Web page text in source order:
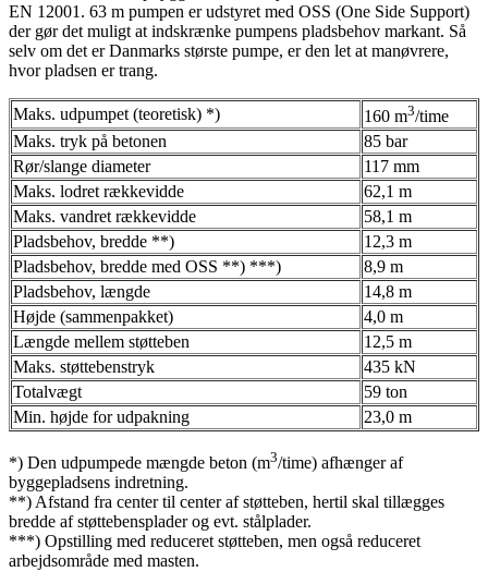
EN 12001. 63 m pumpen er udstyret med OSS (One Side Support)
der gør det muligt at indskrænke pumpens pladsbehov markant. Så
selv om det er Danmarks største pumpe, er den let at manøvrere,
hvor pladsen er trang.
Maks. udpumpet (teoretisk) *) 160 m3/time
Maks. tryk på betonen
85 bar
Rør/slange diameter
117 mm
Maks. lodret rækkevidde
62,1 m
Maks. vandret rækkevidde
58,1 m
Pladsbehov, bredde **)
12,3 m
Pladsbehov, bredde med OSS **) ***)
8,9 m
Pladsbehov, længde
14,8 m
Højde (sammenpakket)
4,0 m
Længde mellem støtteben
12,5 m
Maks. støttebenstryk
435 kN
Totalvægt
59 ton
Min. højde for udpakning
23,0 m
*) Den udpumpede mængde beton (m3/time) afhænger af
byggepladsens indretning.
**) Afstand fra center til center af støtteben, hertil skal tillægges
bredde af støttebensplader og evt. stålplader.
***) Opstilling med reduceret støtteben, men også reduceret
arbejdsområde med masten.